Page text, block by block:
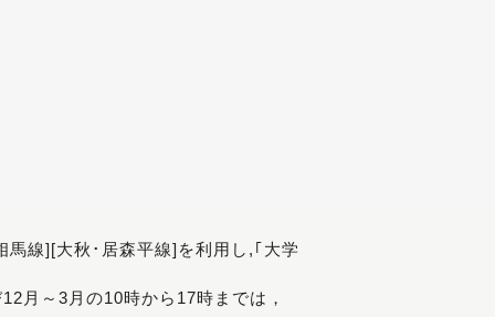
線][大秋･居森平線]を利用し,｢大学
月～3月の10時から17時までは，